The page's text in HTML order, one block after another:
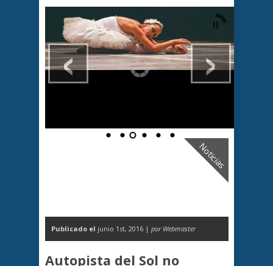
›
‹
Noticias
Publicado el junio 1st, 2016 | por Webmaster
Autopista del Sol no